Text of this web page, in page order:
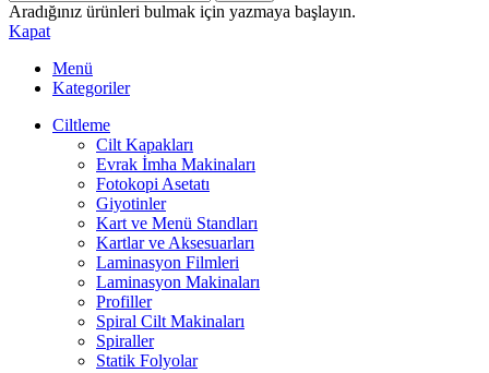
Aradığınız ürünleri bulmak için yazmaya başlayın.
Kapat
Menü
Kategoriler
Ciltleme
Cilt Kapakları
Evrak İmha Makinaları
Fotokopi Asetatı
Giyotinler
Kart ve Menü Standları
Kartlar ve Aksesuarları
Laminasyon Filmleri
Laminasyon Makinaları
Profiller
Spiral Cilt Makinaları
Spiraller
Statik Folyolar